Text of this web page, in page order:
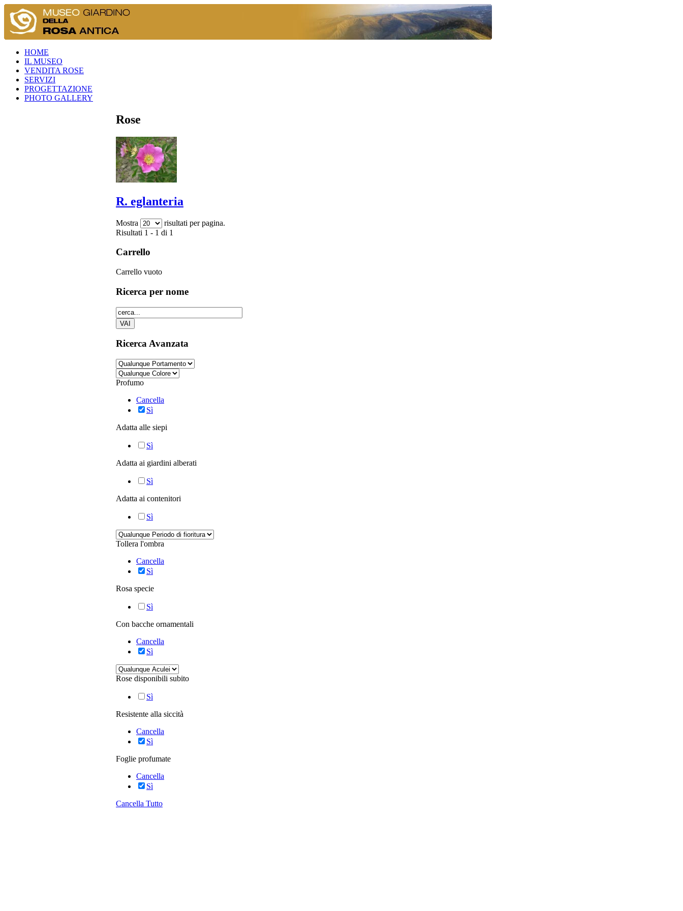
HOME
IL MUSEO
VENDITA ROSE
SERVIZI
PROGETTAZIONE
PHOTO GALLERY
Rose
R. eglanteria
Mostra
risultati per pagina.
Risultati 1 - 1 di 1
Carrello
Carrello vuoto
Ricerca per nome
RicercaAvanzata
Profumo
Cancella
Sì
Adatta alle siepi
Sì
Adatta ai giardini alberati
Sì
Adatta ai contenitori
Sì
Tollera l'ombra
Cancella
Sì
Rosa specie
Sì
Con bacche ornamentali
Cancella
Sì
Rose disponibili subito
Sì
Resistente alla siccità
Cancella
Sì
Foglie profumate
Cancella
Sì
Cancella Tutto